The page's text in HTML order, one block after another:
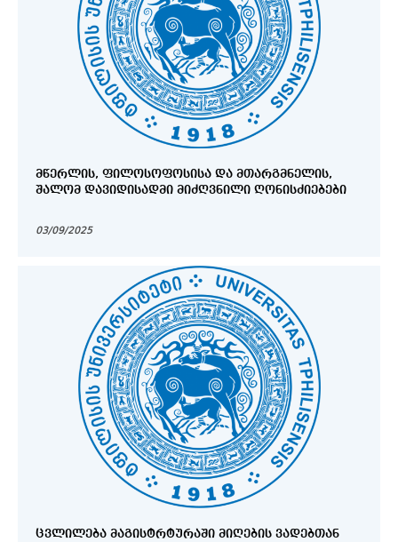
ᲛᲬᲔᲠᲚᲘᲡ, ᲤᲘᲚᲝᲡᲝᲤᲝᲡᲘᲡᲐ ᲓᲐ ᲛᲗᲐᲠᲒᲛᲜᲔᲚᲘᲡ,
ᲨᲐᲚᲝᲛ ᲓᲐᲕᲘᲓᲘᲡᲐᲓᲛᲘ ᲛᲘᲫᲦᲕᲜᲘᲚᲘ ᲦᲝᲜᲘᲡᲫᲘᲔᲑᲔᲑᲘ
03/09/2025
ᲪᲕᲚᲘᲚᲔᲑᲐ ᲛᲐᲒᲘᲡᲢᲠᲢᲣᲠᲐᲨᲘ ᲛᲘᲦᲔᲑᲘᲡ ᲕᲐᲓᲔᲑᲗᲐᲜ